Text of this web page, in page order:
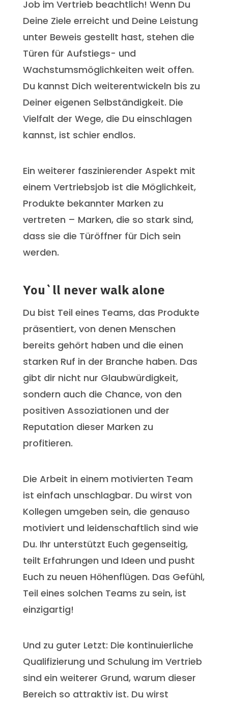
Job im Vertrieb beachtlich! Wenn Du
Deine Ziele erreicht und Deine Leistung
unter Beweis gestellt hast, stehen die
Türen für Aufstiegs- und
Wachstumsmöglichkeiten weit offen.
Du kannst Dich weiterentwickeln bis zu
Deiner eigenen Selbständigkeit. Die
Vielfalt der Wege, die Du einschlagen
kannst, ist schier endlos.
Ein weiterer faszinierender Aspekt mit
einem Vertriebsjob ist die Möglichkeit,
Produkte bekannter Marken zu
vertreten – Marken, die so stark sind,
dass sie die Türöffner für Dich sein
werden.
You`ll never walk alone
Du bist Teil eines Teams, das Produkte
präsentiert, von denen Menschen
bereits gehört haben und die einen
starken Ruf in der Branche haben. Das
gibt dir nicht nur Glaubwürdigkeit,
sondern auch die Chance, von den
positiven Assoziationen und der
Reputation dieser Marken zu
profitieren.
Die Arbeit in einem motivierten Team
ist einfach unschlagbar. Du wirst von
Kollegen umgeben sein, die genauso
motiviert und leidenschaftlich sind wie
Du. Ihr unterstützt Euch gegenseitig,
teilt Erfahrungen und Ideen und pusht
Euch zu neuen Höhenflügen. Das Gefühl,
Teil eines solchen Teams zu sein, ist
einzigartig!
Und zu guter Letzt: Die kontinuierliche
Qualifizierung und Schulung im Vertrieb
sind ein weiterer Grund, warum dieser
Bereich so attraktiv ist. Du wirst